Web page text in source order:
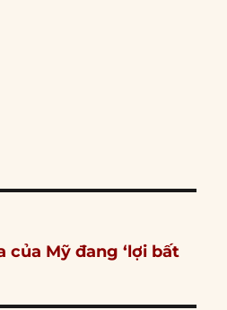
của Mỹ đang ‘lợi bất